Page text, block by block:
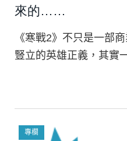
來的……
《寒戰2》不只是一部
豎立的英雄正義，其實
專欄